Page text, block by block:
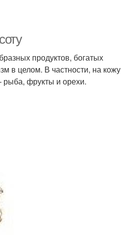
продуктов, богатых
в целом. В частности, на кожу
фрукты и орехи.